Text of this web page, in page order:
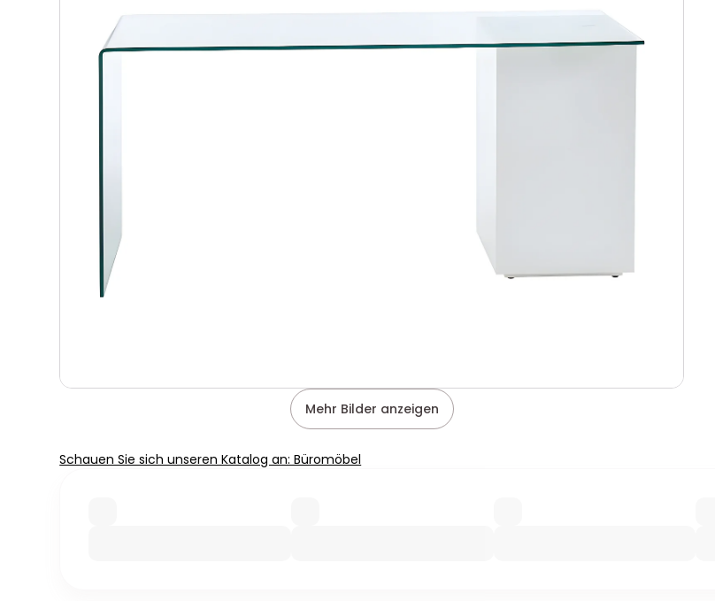
Mehr Bilder anzeigen
Schauen Sie sich unseren Katalog an: Büromöbel